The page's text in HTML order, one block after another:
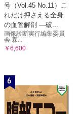
号（Vol.45 No.11）こ
れだけ押さえる全身
の血管解剖 ―破...
画像診断実行編集委員
会 森...
￥6,600
6